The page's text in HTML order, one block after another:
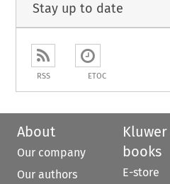
Stay up to date
RSS ETOC
About
Our company
Our authors
Kluwer
books
E-store